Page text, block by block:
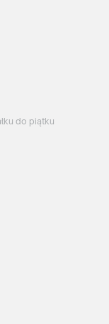
do piątku